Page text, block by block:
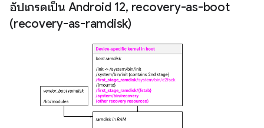
อัปเกรดเป็น Android 12, recovery-as-boot
(recovery-as-ramdisk)